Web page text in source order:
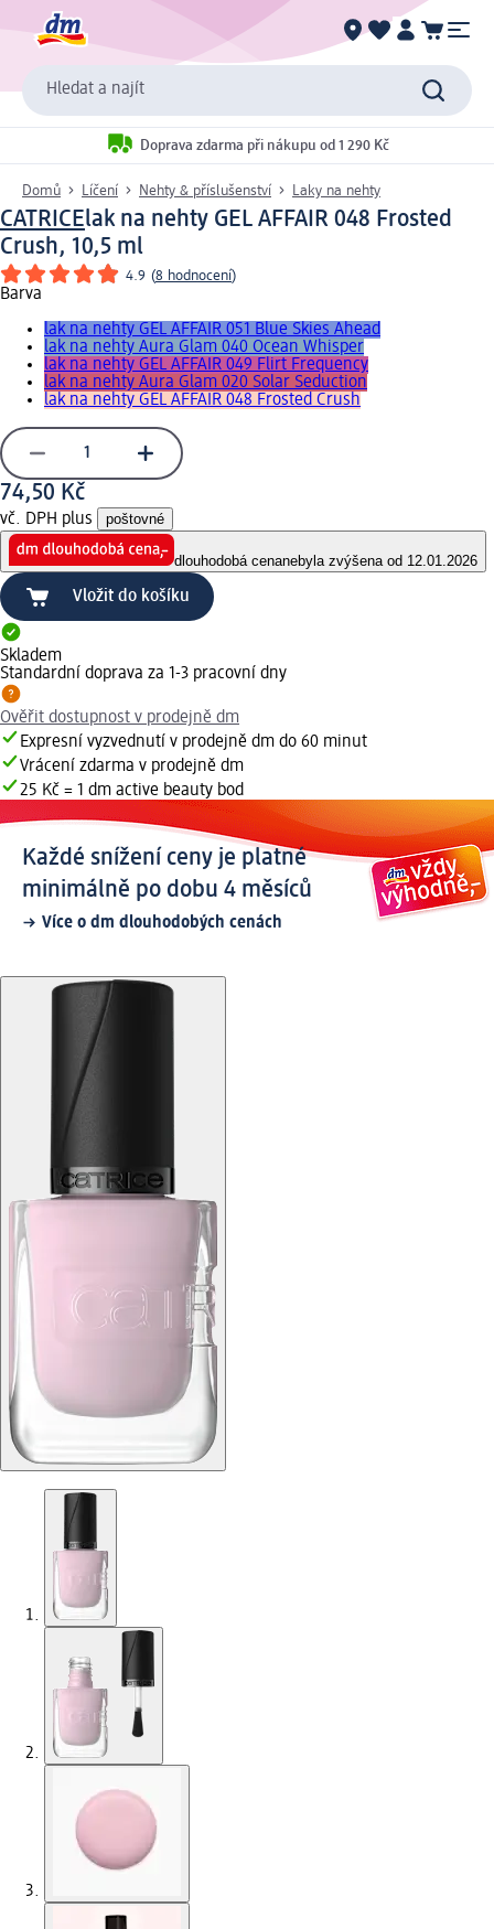
Hledat a najít
Doprava zdarma při nákupu od 1 290 Kč
Domů Líčení Nehty & příslušenství Laky na nehty
CATRICElak na nehty GEL AFFAIR 048 Frosted
Crush, 10,5 ml
4.9 (8 hodnocení)
Barva
lak na nehty GEL AFFAIR 051 Blue Skies Ahead
lak na nehty Aura Glam 040 Ocean Whisper
lak na nehty GEL AFFAIR 049 Flirt Frequency
lak na nehty Aura Glam 020 Solar Seduction
lak na nehty GEL AFFAIR 048 Frosted Crush
74,50 Kč
vč. DPH plus poštovné
dlouhodobá cenanebyla zvýšena od 12.01.2026
Vložit do košíku
Skladem
Standardní doprava za 1-3 pracovní dny
Ověřit dostupnost v prodejně dm
Expresní vyzvednutí v prodejně dm do 60 minut
Vrácení zdarma v prodejně dm
25 Kč = 1 dm active beauty bod
Každé snížení ceny je platné
minimálně po dobu 4 měsíců
Více o dm dlouhodobých cenách